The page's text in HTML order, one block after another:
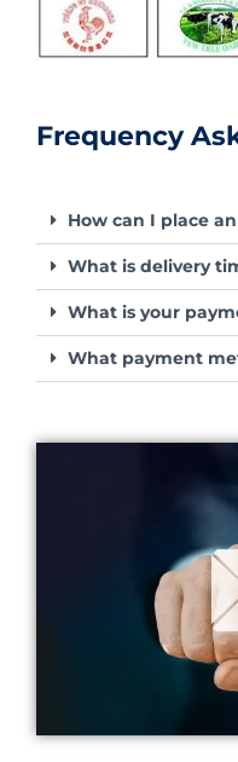
Frequency
How can I place
What is delivery
What is your
What payment